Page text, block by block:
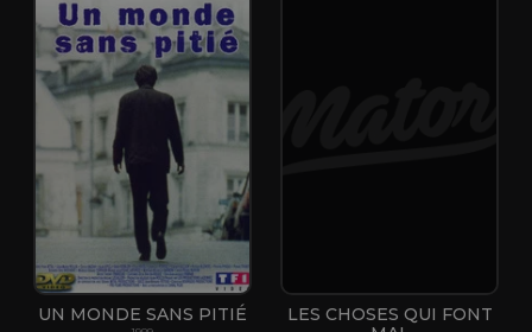
UN MONDE SANS PITIÉ
LES CHOSES QUI FONT